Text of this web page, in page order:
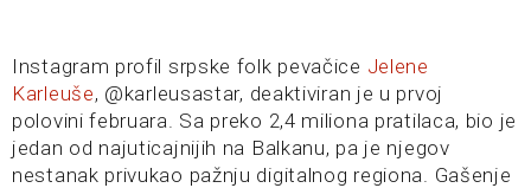
Instagram profil srpske folk pevačice Jelene
Karleuše, @karleusastar, deaktiviran je u prvoj
polovini februara. Sa preko 2,4 miliona pratilaca, bio je
jedan od najuticajnijih na Balkanu, pa je njegov
nestanak privukao pažnju digitalnog regiona. Gašenje